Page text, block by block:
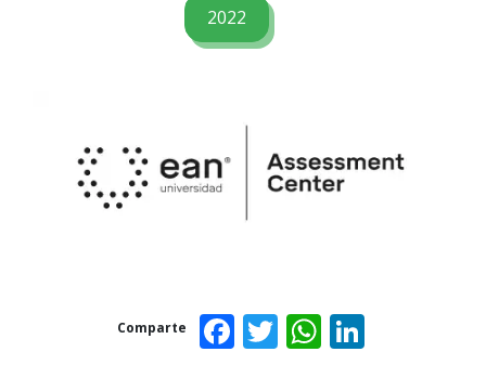
2022
Comparte Facebook
Twitter